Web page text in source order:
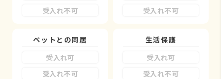
受入れ不可
受入れ不可
ペットとの同居
受入れ可
受入れ不可
生活保護
受入れ可
受入れ不可